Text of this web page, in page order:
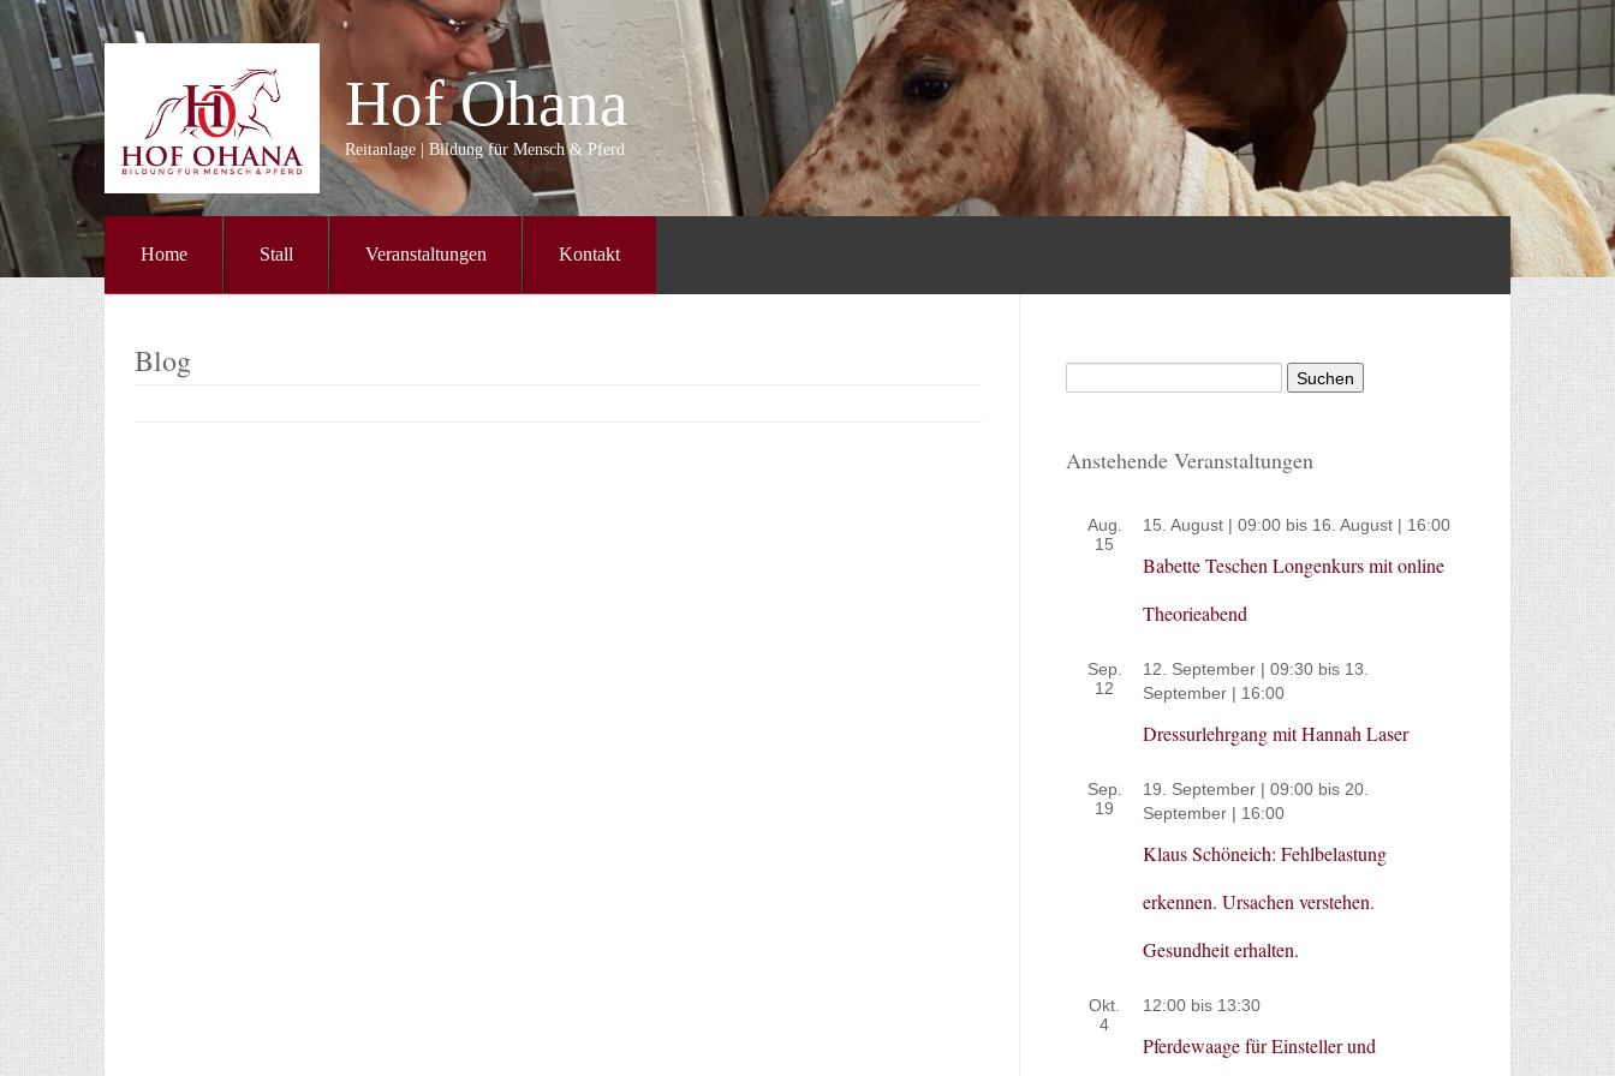
Hof Ohana
Reitanlage | Bildung für Mensch & Pferd
Home Stall Veranstaltungen Kontakt
Blog
Suchen
nach:
Anstehende Veranstaltungen
Aug.
15
15. August | 09:00 bis 16. August | 16:00
Babette Teschen Longenkurs mit online
Theorieabend
Sep.
12
12. September | 09:30 bis 13.
September | 16:00
Dressurlehrgang mit Hannah Laser
Sep.
19
19. September | 09:00 bis 20.
September | 16:00
Klaus Schöneich: Fehlbelastung
erkennen. Ursachen verstehen.
Gesundheit erhalten.
Okt.
4
12:00 bis 13:30
Pferdewaage für Einsteller und